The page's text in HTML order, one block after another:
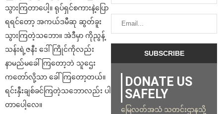
သွားကြတာပေါ့။ ရုပ်ရှင်စကားနဲ့ပြော
ရရင်‌တော့ အကယ်ဒမီဆု ဆွတ်ခူး
သွားကြတဲ့သဘော။ အဲဒီမှာ ကိုညွန့်
သန်းရဲ့ဇနီး ဒေါ်ကြိုင်ကိုလည်း
နာမည်မခေါ်ကြတော့ဘဲ သူဌေး
ကတော်လို့သာ ခေါ်ကြတော့တယ်။
ရင်းနှီးချစ်ခင်ကြတဲ့သဘောလည်း ပါ
တာပေါ့လေ။
DONATE US
SAFELY
မြေလတ်အသံ သတင်းဌာနသို့